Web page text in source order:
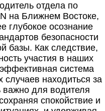
отдела по
на Ближнем Востоке,
глубокое осознание
безопасности
базы. Как следствие,
участия в наших
система
находиться за
важно для водителя
спокойствие и